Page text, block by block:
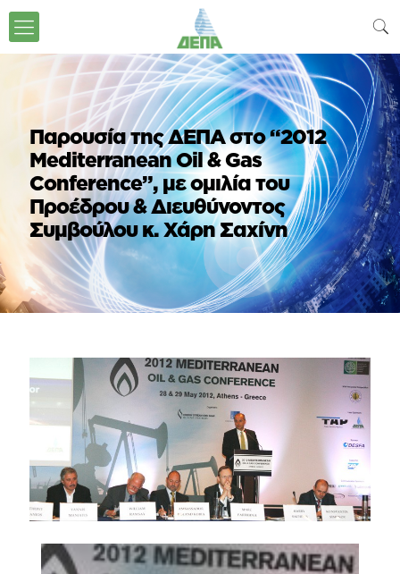
Παρουσία της ΔΕΠΑ στο “2012
Mediterranean Oil & Gas
Conference”, με ομιλία του
Προέδρου & Διευθύνοντος
Συμβούλου κ. Χάρη Σαχίνη